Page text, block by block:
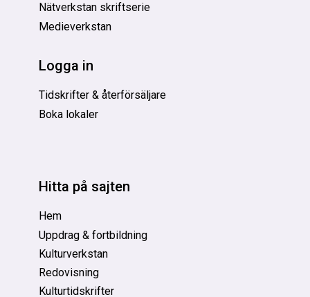
Nätverkstan skriftserie
Medieverkstan
Logga in
Tidskrifter & återförsäljare
Boka lokaler
Hitta på sajten
Hem
Uppdrag & fortbildning
Kulturverkstan
Redovisning
Kulturtidskrifter